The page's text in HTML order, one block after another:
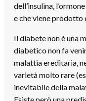
dell’insulina,
e che viene prodotto
Il diabete non è una
diabetico non fa
malattia ereditaria,
varietà molto rare
inevitabile della